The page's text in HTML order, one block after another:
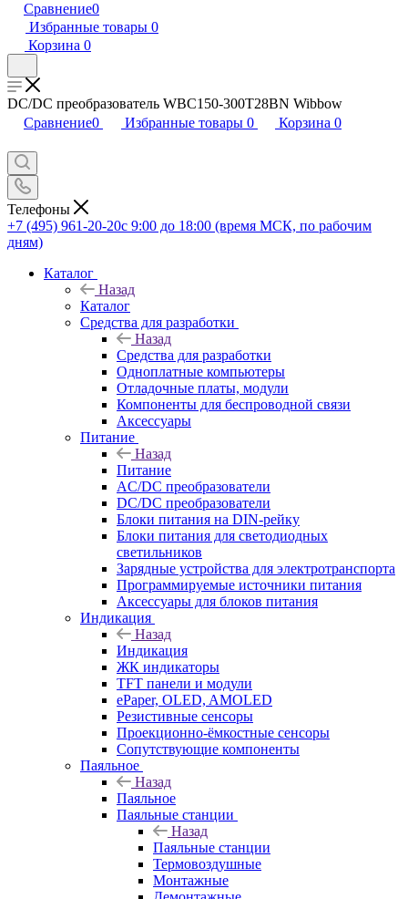
Сравнение0
Избранные товары 0
Корзина 0
DC/DC преобразователь WBC150-300T28BN Wibbow
Сравнение0 Избранные товары 0 Корзина 0
Телефоны
+7 (495) 961-20-20с 9:00 до 18:00 (время МСК, по рабочим
дням)
Каталог
Назад
Каталог
Средства для разработки
Назад
Средства для разработки
Одноплатные компьютеры
Отладочные платы, модули
Компоненты для беспроводной связи
Аксессуары
Питание
Назад
Питание
AC/DC преобразователи
DC/DC преобразователи
Блоки питания на DIN-рейку
Блоки питания для светодиодных
светильников
Зарядные устройства для электротранспорта
Программируемые источники питания
Аксессуары для блоков питания
Индикация
Назад
Индикация
ЖК индикаторы
TFT панели и модули
ePaper, OLED, AMOLED
Резистивные сенсоры
Проекционно-ёмкостные сенсоры
Сопутствующие компоненты
Паяльное
Назад
Паяльное
Паяльные станции
Назад
Паяльные станции
Термовоздушные
Монтажные